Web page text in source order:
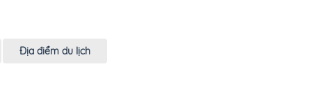
Địa điểm du lịch